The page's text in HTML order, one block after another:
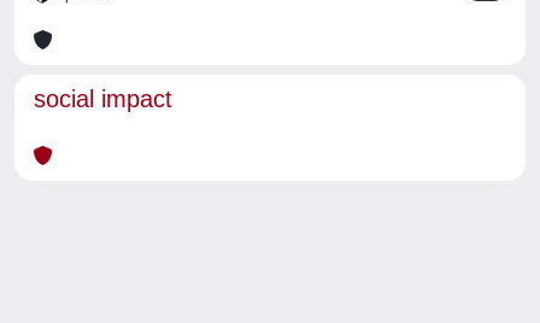
social impact